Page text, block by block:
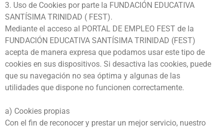
3. Uso de Cookies por parte la FUNDACIÓN EDUCATIVA
SANTÍSIMA TRINIDAD ( FEST).
Mediante el acceso al PORTAL DE EMPLEO FEST de la
FUNDACIÓN EDUCATIVA SANTÍSIMA TRINIDAD (FEST)
acepta de manera expresa que podamos usar este tipo de
cookies en sus dispositivos. Si desactiva las cookies, puede
que su navegación no sea óptima y algunas de las
utilidades que dispone no funcionen correctamente.
a) Cookies propias
Con el fin de reconocer y prestar un mejor servicio, nuestro